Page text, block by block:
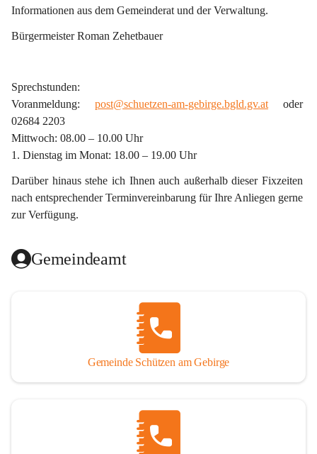
Informationen aus dem Gemeinderat und der Verwaltung.
Bürgermeister Roman Zehetbauer
Sprechstunden:
Voranmeldung: post@schuetzen-am-gebirge.bgld.gv.at oder
02684 2203
Mittwoch: 08.00 – 10.00 Uhr
1. Dienstag im Monat: 18.00 – 19.00 Uhr
Darüber hinaus stehe ich Ihnen auch außerhalb dieser Fixzeiten
nach entsprechender Terminvereinbarung für Ihre Anliegen gerne
zur Verfügung.
Gemeindeamt
Gemeinde Schützen am Gebirge